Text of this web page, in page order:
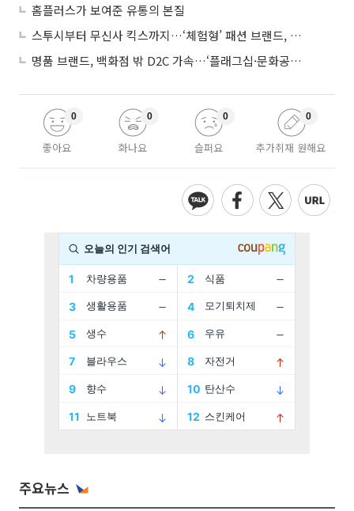
홈플러스가 보여준 유통의 본질
스투시부터 무신사 킥스까지…‘체험형’ 패션 브랜드, 잇단 제주행
명품 브랜드, 백화점 밖 D2C 가속…‘플래그십·문화공간’ 전략 눈길
좋아요
0
화나요
0
슬퍼요
0
추가취재 원해요
0
주요뉴스